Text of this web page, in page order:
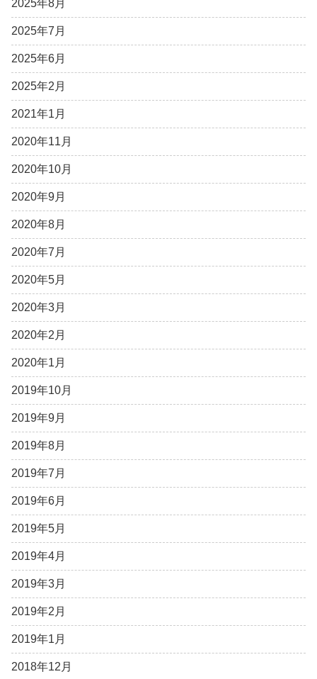
2025年8月
2025年7月
2025年6月
2025年2月
2021年1月
2020年11月
2020年10月
2020年9月
2020年8月
2020年7月
2020年5月
2020年3月
2020年2月
2020年1月
2019年10月
2019年9月
2019年8月
2019年7月
2019年6月
2019年5月
2019年4月
2019年3月
2019年2月
2019年1月
2018年12月